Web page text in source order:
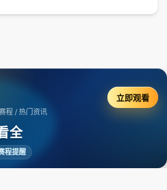
程 / 热门资讯
全
程提醒
立即观看